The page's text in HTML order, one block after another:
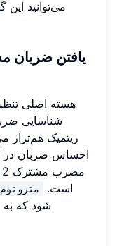
می‌توانید این
یافتن ضربان
هسته اصلی
شناسایی
احساس ضربان
است.
شود که به